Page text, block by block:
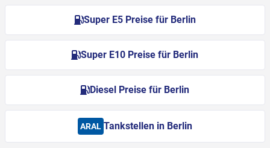
Super E5 Preise für Berlin
Super E10 Preise für Berlin
Diesel Preise für Berlin
ARAL Tankstellen in Berlin